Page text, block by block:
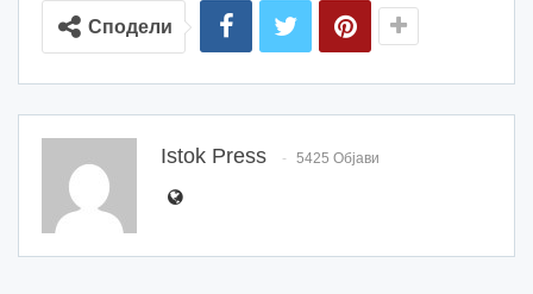
Сподели
Istok Press 5425 Објави